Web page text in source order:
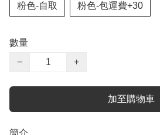
粉色-自取 粉色-包運費+30
數量
−
+
加至購物車